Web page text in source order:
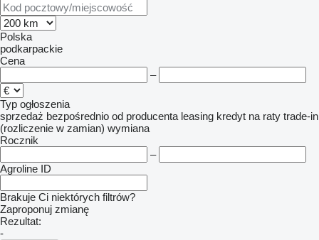
Polska
podkarpackie
Cena
–
Typ ogłoszenia
sprzedaż bezpośrednio od producenta leasing kredyt na raty trade-in
(rozliczenie w zamian) wymiana
Rocznik
–
Agroline ID
Brakuje Ci niektórych filtrów?
Zaproponuj zmianę
Rezultat:
-